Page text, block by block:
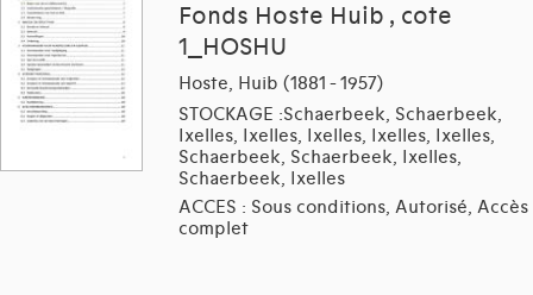
Fonds Hoste Huib , cote
1_HOSHU
Hoste, Huib (1881 - 1957)
STOCKAGE :Schaerbeek, Schaerbeek,
Ixelles, Ixelles, Ixelles, Ixelles, Ixelles,
Schaerbeek, Schaerbeek, Ixelles,
Schaerbeek, Ixelles
ACCES : Sous conditions, Autorisé, Accès
complet